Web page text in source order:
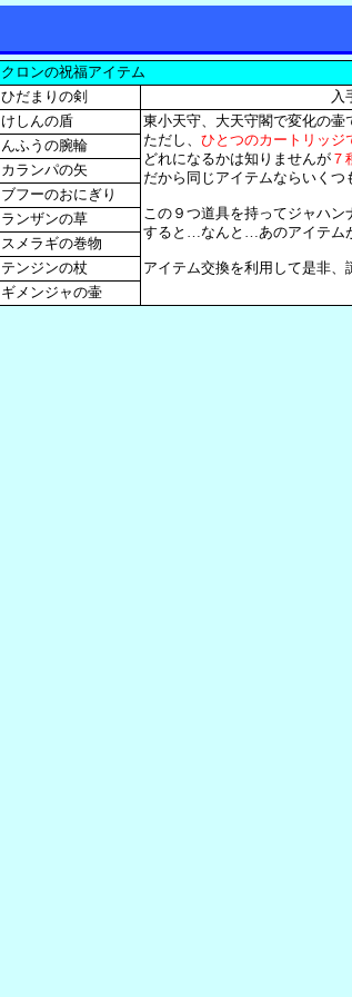
クロンの祝福アイテム
ひだまりの剣
入
けしんの盾
東小天守、大天守閣で変化の壷
ただし、 ひとつのカートリッジ
どれになるかは知りませんが ７
だから同じアイテムならいくつ
この９つ道具を持ってジャハン
すると…なんと…あのアイテム
アイテム交換を利用して是非、
んふうの腕輪
カランパの矢
ブフーのおにぎり
ランザンの草
スメラギの巻物
テンジンの杖
ギメンジャの壷